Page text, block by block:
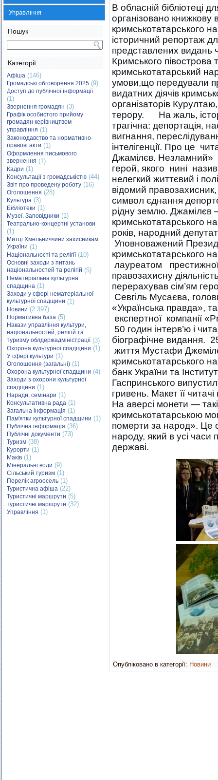
Управління
Пошук
Категорії
Афіша (146)
Громадські обговорення 2025 (9)
Доступ до публічної інформації
(1)
Звернення громадян (3)
Графік особистого прийому
громадян керівництвом
управління (1)
Законодавство та нормативно-
правові акти (1)
Оформлення письмового
звернення (1)
Кадри (1)
Консультації з громадськістю (44)
Звіт про проведену роботу (16)
Оголошення (28)
Культура (3)
Бібліотеки (1)
Музеї. Заповідники (1)
Театрально-концертні установи
(1)
Митці Хмельниччини захисникам
України (1)
Національності та релігії(10)
Основні заходи з питань
національностей та релігій (5)
Нематеріальна культурна
спадщина (1)
Заходи у сфері нематеріальної
культурної спадщини (1)
Новини (2 397)
Нормативна база (5)
Накази управління культури,
національностей, релігій та
туризму облдержадміністрації(3)
Охорона культурної спадщини (1)
У сфері культури (1)
Оголошення (загальні) (1)
Охорона культурної спадщини (4)
Заходи з охорони культурної
спадщини (1)
Наради, семінари (1)
Консультативна рада (1)
Загальна інформація (1)
Пам'ятки культурної спадщини (1)
Публічна інформація (36)
Публічні документи (73)
Туризм (38)
Курорти (1)
Маків (1)
Мінеральні води (9)
Сільський туризм (1)
Перелік агроосель (1)
Туристична афіша (22)
Туристичні маршрути (5)
туристичні маршрути (32)
Управління (1)
В обласній бібліотеці
організовано книжкову
кримськотатарського
історичний репортаж
представлених видань
Кримського півострова
кримськотатарський
умови,що передували
видатних діячів
організаторів
терору. На жаль,
трагічна: депортація,
вигнання,
інтелігенції. Про це
Джамілєв. Незламний»
герой, якого нині
нелегкий життєвий і
відомий
символ єднання
рідну землю.
кримськотатарського
років, народний
Уповноважений
кримськотатарського
лауреатом престижної
правозахисну
перерахував сім’ям
Севгіль Мусаєва,
«Українська правда»,
експертної компанії
50 годин інтерв’ю і
біографічне видання.
життя Мустафи
кримськотатарського
банк України та
Гаспринського
гривень. Макет її
На аверсі монети —
кримськотатарською
померти за народ». Це
народу, який в усі часи
державі.
Опубліковано в категорії: Новини